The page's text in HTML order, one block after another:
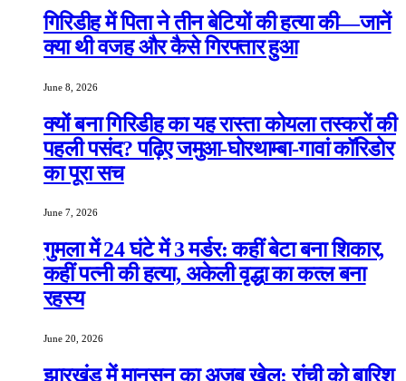
गिरिडीह में पिता ने तीन बेटियों की हत्या की—जानें
क्या थी वजह और कैसे गिरफ्तार हुआ
June 8, 2026
क्यों बना गिरिडीह का यह रास्ता कोयला तस्करों की
पहली पसंद? पढ़िए जमुआ-घोरथाम्बा-गावां कॉरिडोर
का पूरा सच
June 7, 2026
गुमला में 24 घंटे में 3 मर्डर: कहीं बेटा बना शिकार,
कहीं पत्नी की हत्या, अकेली वृद्धा का कत्ल बना
रहस्य
June 20, 2026
झारखंड में मानसून का अजब खेल: रांची को बारिश